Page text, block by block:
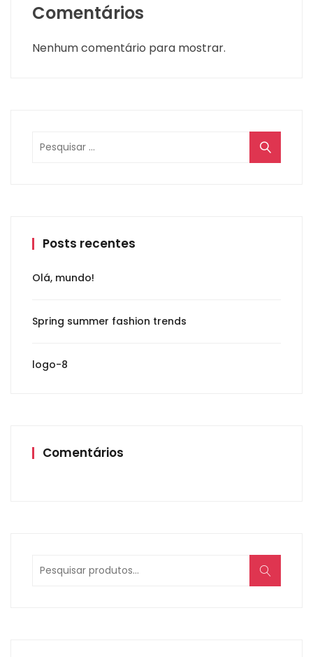
Comentários
Nenhum comentário para mostrar.
Posts recentes
Olá, mundo!
Spring summer fashion trends
logo-8
Comentários